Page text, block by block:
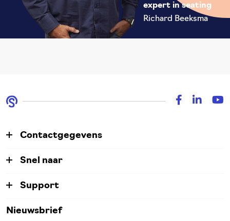
expert in seating
Richard Beeksma
Contactgegevens
Snel naar
Support
Nieuwsbrief